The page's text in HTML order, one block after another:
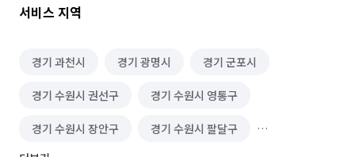
서비스 지역
경기 과천시 경기 광명시 경기 군포시
경기 수원시 권선구 경기 수원시 영통구
경기 수원시 장안구 경기 수원시 팔달구